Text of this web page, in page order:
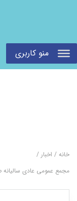
منو کاربری
خانه / اخبار /
مجمع عمومی عادی